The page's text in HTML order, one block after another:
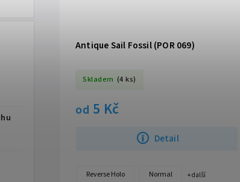
Antique Sail Fossil (POR 069)
Skladem (4 ks)
od 5 Kč
Detail
Reverse Holo Normal + další